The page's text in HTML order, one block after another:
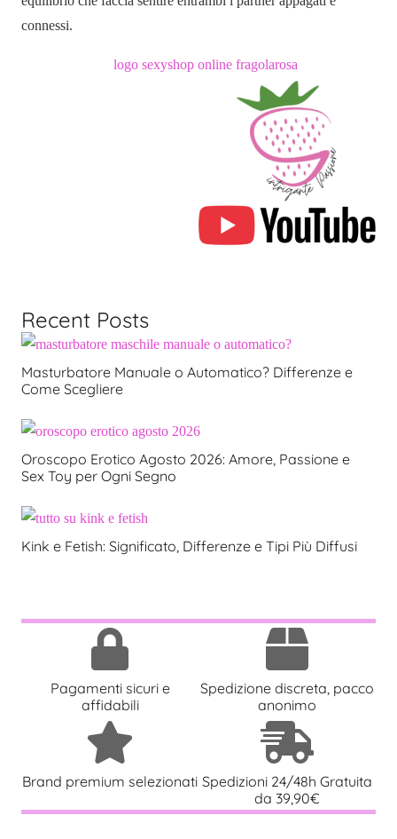
connessi.
Recent Posts
Masturbatore Manuale o Automatico? Differenze e
Come Scegliere
Oroscopo Erotico Agosto 2026: Amore, Passione e
Sex Toy per Ogni Segno
Kink e Fetish: Significato, Differenze e Tipi Più Diffusi
Pagamenti sicuri e
affidabili
Spedizione discreta, pacco
anonimo
Brand premium selezionati Spedizioni 24/48h Gratuita
da 39,90€